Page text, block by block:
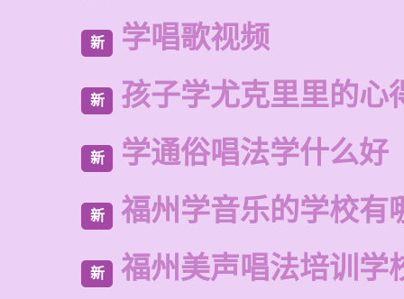
新 学唱歌视频
新 孩子学尤克里里的心
新 学通俗唱法学什么好
新 福州学音乐的学校有
新 福州美声唱法培训学